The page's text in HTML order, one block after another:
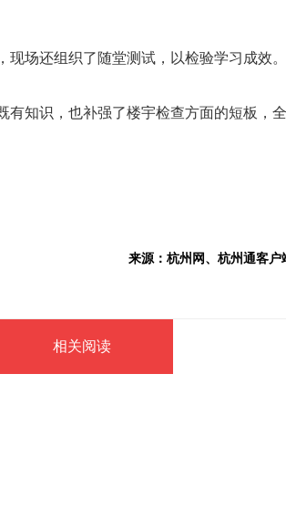
现场还组织了随堂测试，以检验学习成效
有知识，也补强了楼宇检查方面的短板，
来源：杭州网、杭州通客
相关阅读